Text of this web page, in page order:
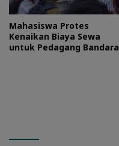
Mahasiswa Protes
Kenaikan Biaya Sewa
untuk Pedagang Bandara